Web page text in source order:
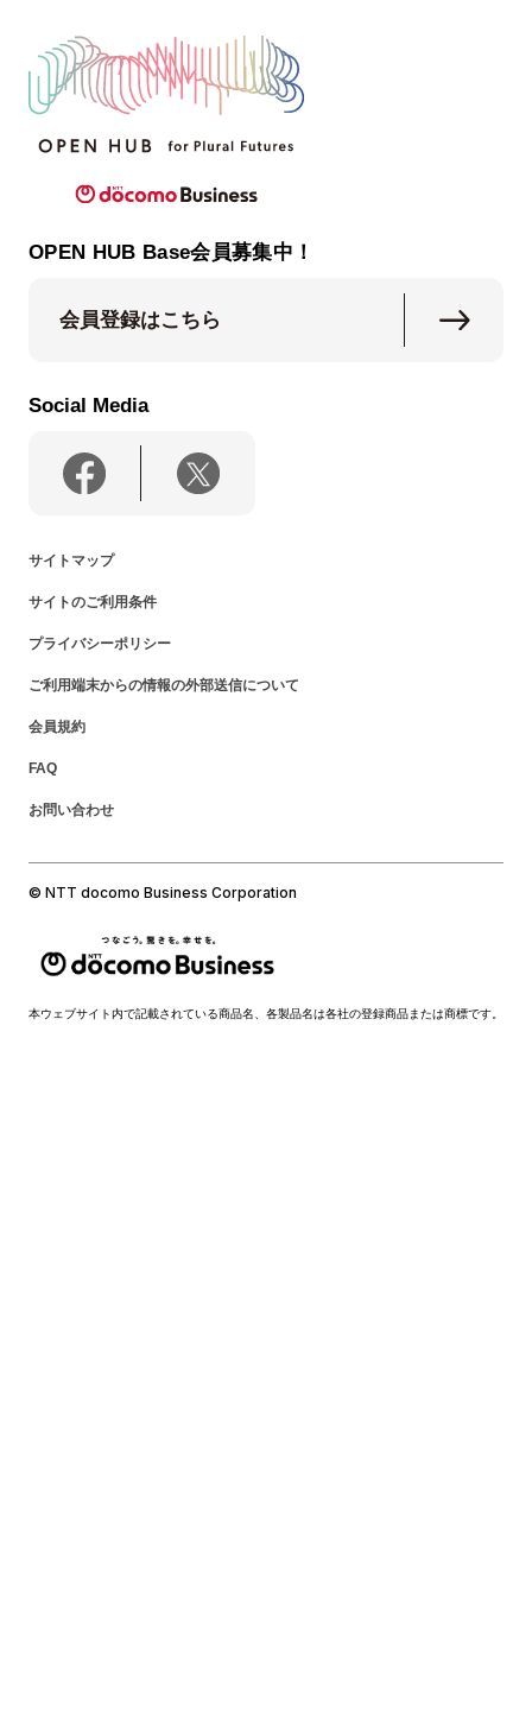
OPEN HUB Base会員募集中！
会員登録はこちら
Social Media
サイトマップ
サイトのご利用条件
プライバシーポリシー
ご利用端末からの情報の外部送信について
会員規約
FAQ
お問い合わせ
© NTT docomo Business Corporation
本ウェブサイト内で記載されている商品名、各製品名は各社の登録商品または商標です。